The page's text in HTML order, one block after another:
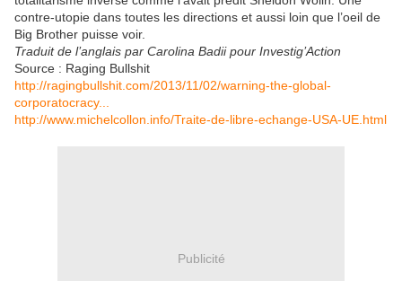
contre-utopie dans toutes les directions et aussi loin que l’oeil de
Big Brother puisse voir.
Traduit de l’anglais par Carolina Badii pour Investig’Action
Source : Raging Bullshit
http://ragingbullshit.com/2013/11/02/warning-the-global-
corporatocracy...
http://www.michelcollon.info/Traite-de-libre-echange-USA-UE.html
Publicité